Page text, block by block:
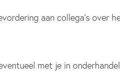
aan collega’s over
met je in